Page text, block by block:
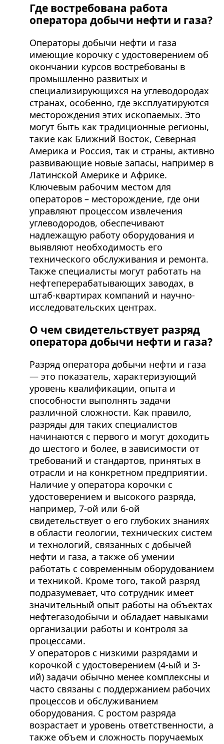
Где востребована работа
оператора добычи нефти и газа?
Операторы добычи нефти и газа
имеющие корочку с удостоверением об
окончании курсов востребованы в
промышленно развитых и
специализирующихся на углеводородах
странах, особенно, где эксплуатируются
месторождения этих ископаемых. Это
могут быть как традиционные регионы,
такие как Ближний Восток, Северная
Америка и Россия, так и страны, активно
развивающие новые запасы, например в
Латинской Америке и Африке.
Ключевым рабочим местом для
операторов – месторождение, где они
управляют процессом извлечения
углеводородов, обеспечивают
надлежащую работу оборудования и
выявляют необходимость его
технического обслуживания и ремонта.
Также специалисты могут работать на
нефтеперерабатывающих заводах, в
штаб-квартирах компаний и научно-
исследовательских центрах.
О чем свидетельствует разряд
оператора добычи нефти и газа?
Разряд оператора добычи нефти и газа
— это показатель, характеризующий
уровень квалификации, опыта и
способности выполнять задачи
различной сложности. Как правило,
разряды для таких специалистов
начинаются с первого и могут доходить
до шестого и более, в зависимости от
требований и стандартов, принятых в
отрасли и на конкретном предприятии.
Наличие у оператора корочки с
удостоверением и высокого разряда,
например, 7-ой или 6-ой
свидетельствует о его глубоких знаниях
в области геологии, технических систем
и технологий, связанных с добычей
нефти и газа, а также об умении
работать с современным оборудованием
и техникой. Кроме того, такой разряд
подразумевает, что сотрудник имеет
значительный опыт работы на объектах
нефтегазодобычи и обладает навыками
организации работы и контроля за
процессами.
У операторов с низкими разрядами и
корочкой с удостоверением (4-ый и 3-
ий) задачи обычно менее комплексны и
часто связаны с поддержанием рабочих
процессов и обслуживанием
оборудования. С ростом разряда
возрастает и уровень ответственности, а
также объем и сложность поручаемых